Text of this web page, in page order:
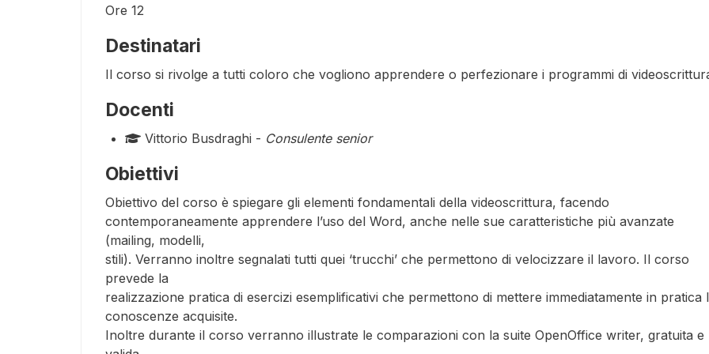
Ore 12
Destinatari
Il corso si rivolge a tutti coloro che vogliono apprendere o perfezionare i programmi di
Docenti
Vittorio Busdraghi - Consulente senior
Obiettivi
Obiettivo del corso è spiegare gli elementi fondamentali della videoscrittura, facendo
contemporaneamente apprendere l’uso del Word, anche nelle sue caratteristiche più avanzate
(mailing, modelli,
stili). Verranno inoltre segnalati tutti quei ‘trucchi’ che permettono di velocizzare il lavoro. Il corso
prevede la
realizzazione pratica di esercizi esemplificativi che permettono di mettere immediatamente in pratica
conoscenze acquisite.
Inoltre durante il corso verranno illustrate le comparazioni con la suite OpenOffice writer, gratuita e